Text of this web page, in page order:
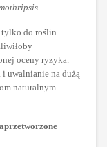
tylko do roślin
oceny ryzyka.
i uwalnianie na dużą
naturalnym